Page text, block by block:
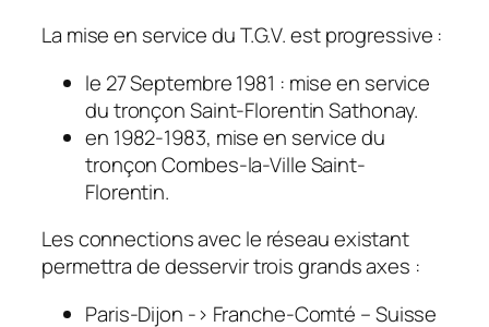
La mise en service du T.G.V. est progressive :
le 27 Septembre 1981 : mise en service
du tronçon Saint-Florentin Sathonay.
en 1982-1983, mise en service du
tronçon Combes-la-Ville Saint-
Florentin.
Les connections avec le réseau existant
permettra de desservir trois grands axes :
Paris-Dijon -> Franche-Comté – Suisse